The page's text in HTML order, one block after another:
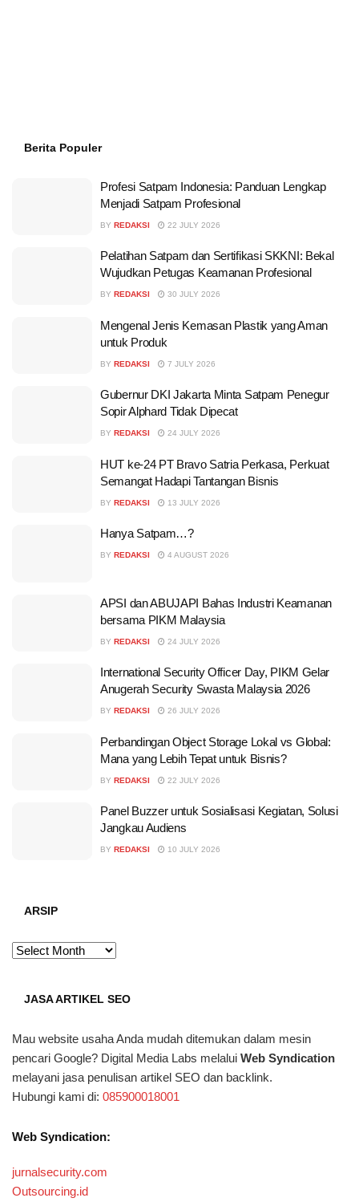
Berita Populer
Profesi Satpam Indonesia: Panduan Lengkap
Menjadi Satpam Profesional
BY REDAKSI 22 JULY 2026
Pelatihan Satpam dan Sertifikasi SKKNI: Bekal
Wujudkan Petugas Keamanan Profesional
BY REDAKSI 30 JULY 2026
Mengenal Jenis Kemasan Plastik yang Aman
untuk Produk
BY REDAKSI 7 JULY 2026
Gubernur DKI Jakarta Minta Satpam Penegur
Sopir Alphard Tidak Dipecat
BY REDAKSI 24 JULY 2026
HUT ke-24 PT Bravo Satria Perkasa, Perkuat
Semangat Hadapi Tantangan Bisnis
BY REDAKSI 13 JULY 2026
Hanya Satpam…?
BY REDAKSI 4 AUGUST 2026
APSI dan ABUJAPI Bahas Industri Keamanan
bersama PIKM Malaysia
BY REDAKSI 24 JULY 2026
International Security Officer Day, PIKM Gelar
Anugerah Security Swasta Malaysia 2026
BY REDAKSI 26 JULY 2026
Perbandingan Object Storage Lokal vs Global:
Mana yang Lebih Tepat untuk Bisnis?
BY REDAKSI 22 JULY 2026
Panel Buzzer untuk Sosialisasi Kegiatan, Solusi
Jangkau Audiens
BY REDAKSI 10 JULY 2026
ARSIP
ARSIP
JASA ARTIKEL SEO
Mau website usaha Anda mudah ditemukan dalam mesin
pencari Google? Digital Media Labs melalui Web Syndication
melayani jasa penulisan artikel SEO dan backlink.
Hubungi kami di: 085900018001
Web Syndication:
jurnalsecurity.com
Outsourcing.id